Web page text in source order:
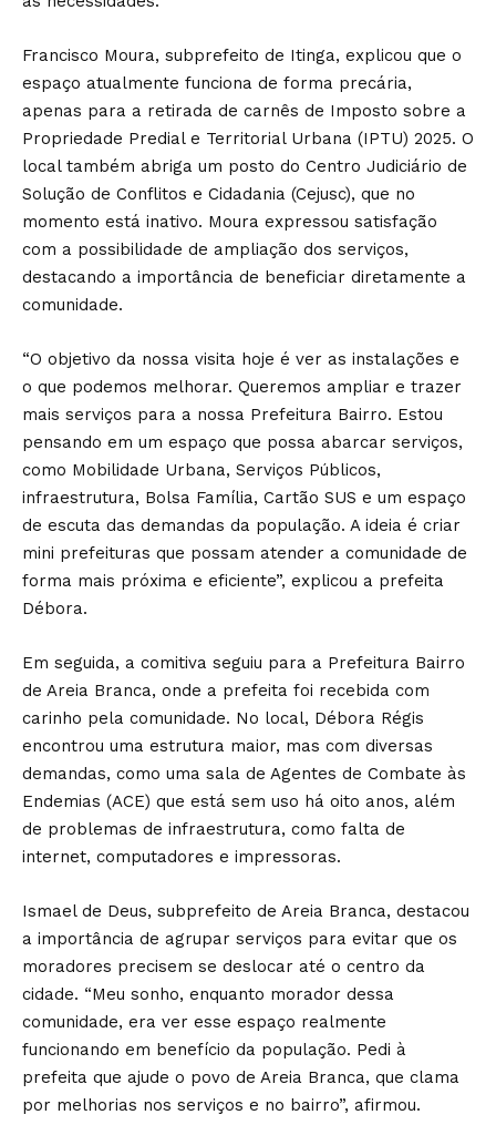
Francisco Moura, subprefeito de Itinga, explicou que o
espaço atualmente funciona de forma precária,
apenas para a retirada de carnês de Imposto sobre a
Propriedade Predial e Territorial Urbana (IPTU) 2025. O
local também abriga um posto do Centro Judiciário de
Solução de Conflitos e Cidadania (Cejusc), que no
momento está inativo. Moura expressou satisfação
com a possibilidade de ampliação dos serviços,
destacando a importância de beneficiar diretamente a
comunidade.
“O objetivo da nossa visita hoje é ver as instalações e
o que podemos melhorar. Queremos ampliar e trazer
mais serviços para a nossa Prefeitura Bairro. Estou
pensando em um espaço que possa abarcar serviços,
como Mobilidade Urbana, Serviços Públicos,
infraestrutura, Bolsa Família, Cartão SUS e um espaço
de escuta das demandas da população. A ideia é criar
mini prefeituras que possam atender a comunidade de
forma mais próxima e eficiente”, explicou a prefeita
Débora.
Em seguida, a comitiva seguiu para a Prefeitura Bairro
de Areia Branca, onde a prefeita foi recebida com
carinho pela comunidade. No local, Débora Régis
encontrou uma estrutura maior, mas com diversas
demandas, como uma sala de Agentes de Combate às
Endemias (ACE) que está sem uso há oito anos, além
de problemas de infraestrutura, como falta de
internet, computadores e impressoras.
Ismael de Deus, subprefeito de Areia Branca, destacou
a importância de agrupar serviços para evitar que os
moradores precisem se deslocar até o centro da
cidade. “Meu sonho, enquanto morador dessa
comunidade, era ver esse espaço realmente
funcionando em benefício da população. Pedi à
prefeita que ajude o povo de Areia Branca, que clama
por melhorias nos serviços e no bairro”, afirmou.